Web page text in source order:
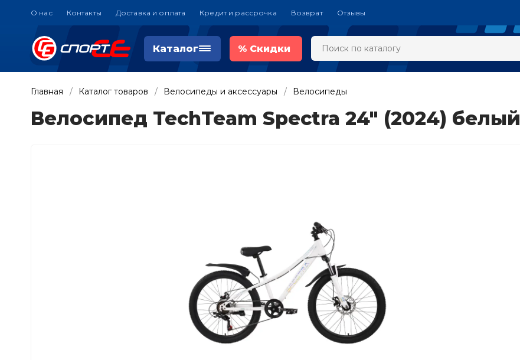
О нас Контакты Доставка и оплата Кредит и рассрочка Возврат Отзывы
Каталог % Скидки
Главная Каталог товаров Велосипеды и аксессуары Велосипеды
Велосипед TechTeam Spectra 24" (2024) белый